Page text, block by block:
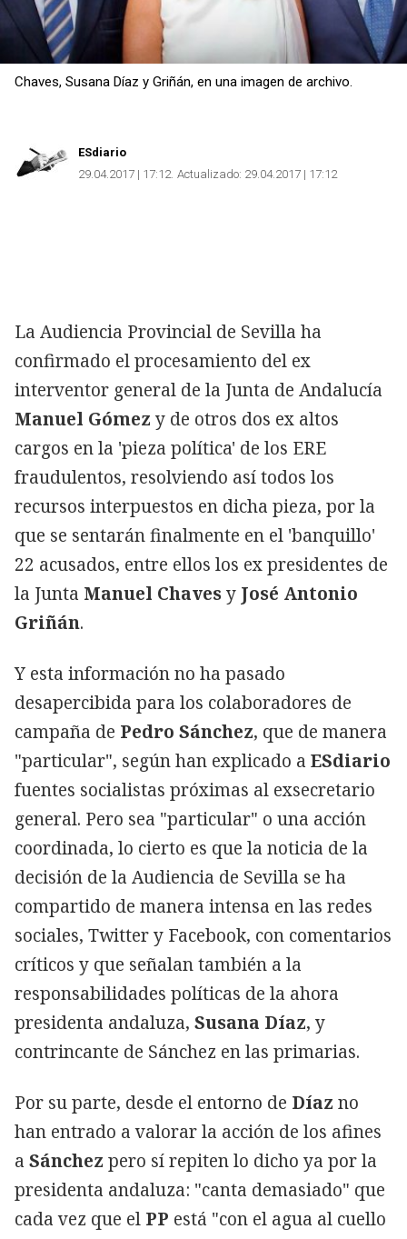
Chaves, Susana Díaz y Griñán, en una imagen de archivo.
ESdiario
29.04.2017 | 17:12 Actualizado: 29.04.2017 | 17:12
La Audiencia Provincial de Sevilla ha
confirmado el procesamiento del ex
interventor general de la Junta de Andalucía
Manuel Gómez y de otros dos ex altos
cargos en la 'pieza política' de los ERE
fraudulentos, resolviendo así todos los
recursos interpuestos en dicha pieza, por la
que se sentarán finalmente en el 'banquillo'
22 acusados, entre ellos los ex presidentes de
la Junta Manuel Chavesy José Antonio
Griñán.
Y esta información no ha pasado
desapercibida para los colaboradores de
campaña de Pedro Sánchez, que de manera
"particular", según han explicado a ESdiario
fuentes socialistas próximas al exsecretario
general. Pero sea "particular" o una acción
coordinada, lo cierto es que la noticia de la
decisión de la Audiencia de Sevilla se ha
compartido de manera intensa en las redes
sociales, Twitter y Facebook, con comentarios
críticos y que señalan también a la
responsabilidades políticas de la ahora
presidenta andaluza, Susana Díaz, y
contrincante de Sánchez en las primarias.
Por su parte, desde el entorno de Díaz no
han entrado a valorar la acción de los afines
a Sánchez pero sí repiten lo dicho ya por la
presidenta andaluza: "canta demasiado" que
cada vez que el PP está "con el agua al cuello